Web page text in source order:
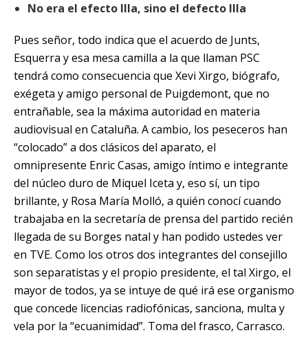
No era el efecto Illa, sino el defecto Illa
Pues señor, todo indica que el acuerdo de Junts,
Esquerra y esa mesa camilla a la que llaman PSC
tendrá como consecuencia que Xevi Xirgo, biógrafo,
exégeta y amigo personal de Puigdemont, que no
entrañable, sea la máxima autoridad en materia
audiovisual en Cataluña. A cambio, los peseceros han
“colocado” a dos clásicos del aparato, el
omnipresente Enric Casas, amigo íntimo e integrante
del núcleo duro de Miquel Iceta y, eso sí, un tipo
brillante, y Rosa María Molló, a quién conocí cuando
trabajaba en la secretaría de prensa del partido recién
llegada de su Borges natal y han podido ustedes ver
en TVE. Como los otros dos integrantes del consejillo
son separatistas y el propio presidente, el tal Xirgo, el
mayor de todos, ya se intuye de qué irá ese organismo
que concede licencias radiofónicas, sanciona, multa y
vela por la “ecuanimidad”. Toma del frasco, Carrasco.